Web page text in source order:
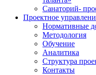
Санаторий-
Проектное
Нормативные
Методология
Обучение
Аналитика
Структура
Контакты